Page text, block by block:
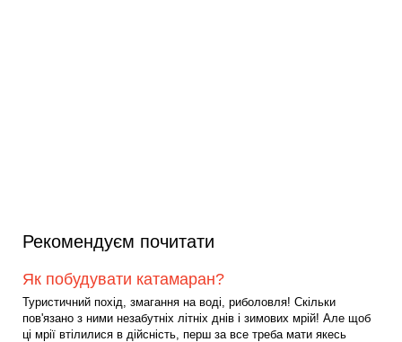
Рекомендуєм почитати
Як побудувати катамаран?
Туристичний похід, змагання на воді, риболовля! Скільки
пов'язано з ними незабутніх літніх днів і зимових мрій! Але щоб
ці мрії втілилися в дійсність, перш за все треба мати якесь